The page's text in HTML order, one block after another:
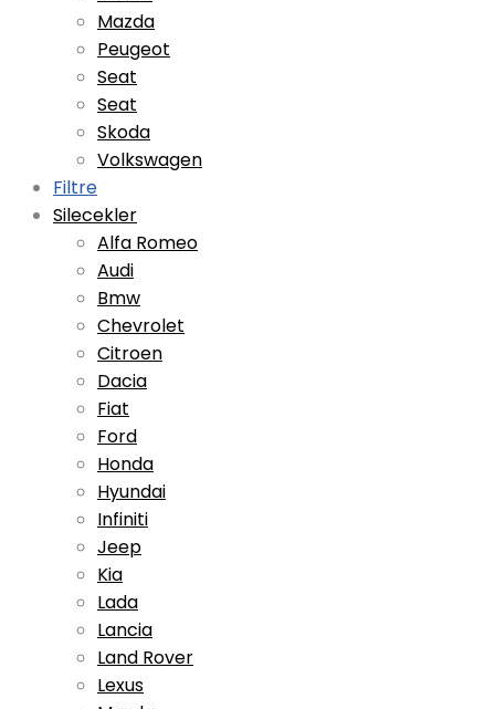
Mazda
Peugeot
Seat
Seat
Skoda
Volkswagen
Filtre
Silecekler
Alfa Romeo
Audi
Bmw
Chevrolet
Citroen
Dacia
Fiat
Ford
Honda
Hyundai
Infiniti
Jeep
Kia
Lada
Lancia
Land Rover
Lexus